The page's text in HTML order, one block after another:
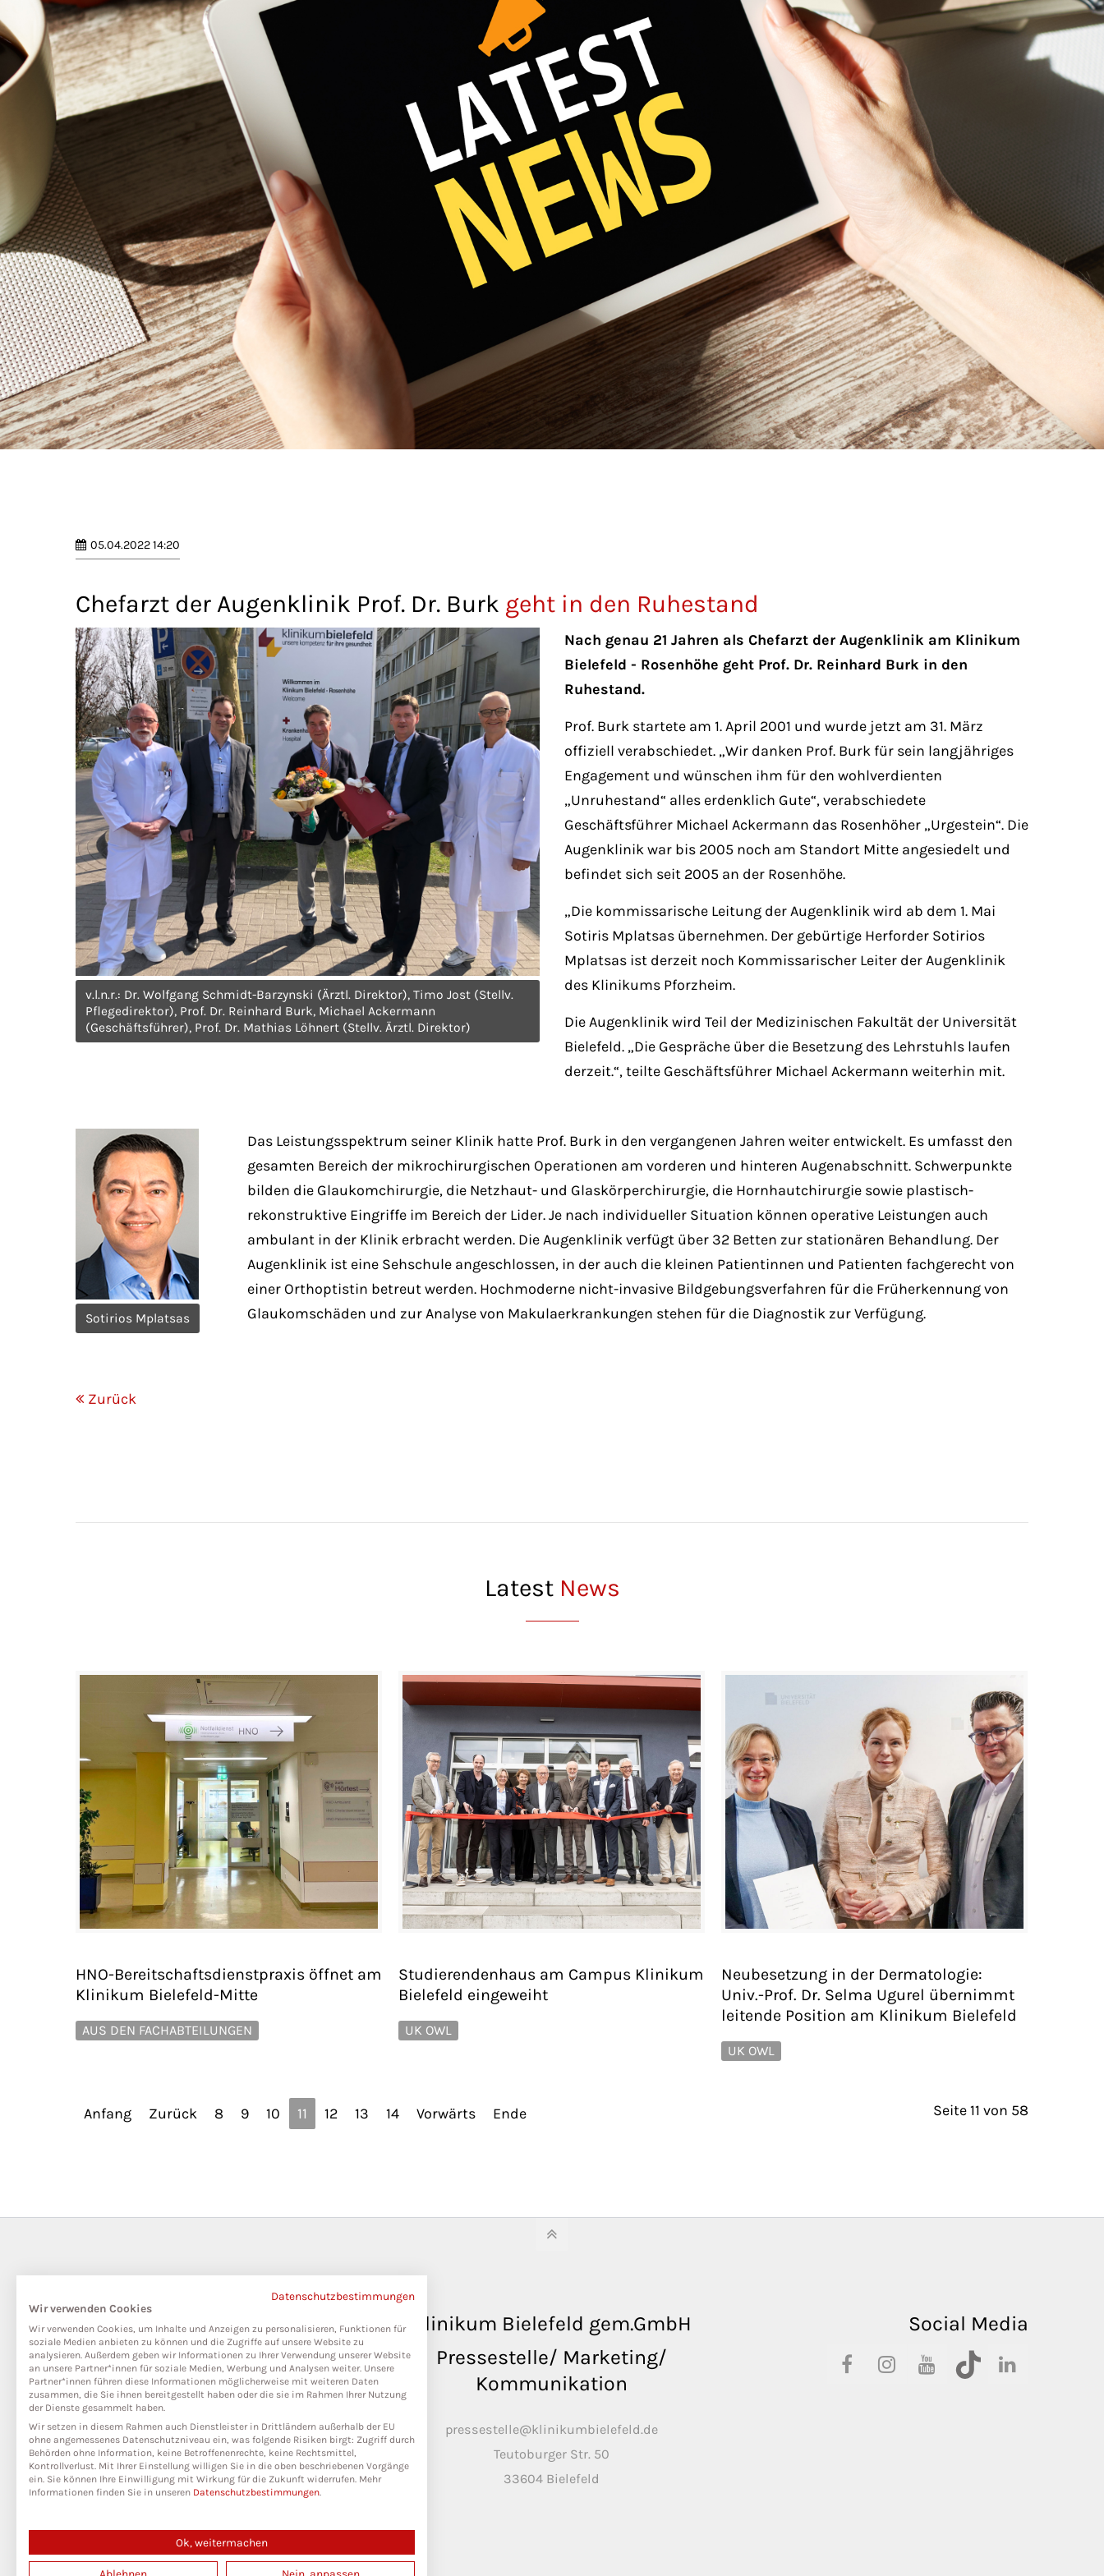
Mon - Fri 8:00am - 5:00pm
05.04.2022 14:20
Chefarzt der Augenklinik Prof. Dr. Burk geht in den Ruhestand
v.l.n.r.: Dr. Wolfgang Schmidt-Barzynski (Ärztl. Direktor), Timo Jost (Stellv.
Pflegedirektor), Prof. Dr. Reinhard Burk, Michael Ackermann
(Geschäftsführer), Prof. Dr. Mathias Löhnert (Stellv. Ärztl. Direktor)
Nach genau 21 Jahren als Chefarzt der Augenklinik am Klinikum
Bielefeld - Rosenhöhe geht Prof. Dr. Reinhard Burk in den
Ruhestand.
Prof. Burk startete am 1. April 2001 und wurde jetzt am 31. März
offiziell verabschiedet. „Wir danken Prof. Burk für sein langjähriges
Engagement und wünschen ihm für den wohlverdienten
„Unruhestand“ alles erdenklich Gute“, verabschiedete
Geschäftsführer Michael Ackermann das Rosenhöher „Urgestein“. Die
Augenklinik war bis 2005 noch am Standort Mitte angesiedelt und
befindet sich seit 2005 an der Rosenhöhe.
„Die kommissarische Leitung der Augenklinik wird ab dem 1. Mai
Sotiris Mplatsas übernehmen. Der gebürtige Herforder Sotirios
Mplatsas ist derzeit noch Kommissarischer Leiter der Augenklinik
des Klinikums Pforzheim.
Die Augenklinik wird Teil der Medizinischen Fakultät der Universität
Bielefeld. „Die Gespräche über die Besetzung des Lehrstuhls laufen
derzeit.“, teilte Geschäftsführer Michael Ackermann weiterhin mit.
Sotirios Mplatsas
Das Leistungsspektrum seiner Klinik hatte Prof. Burk in den vergangenen Jahren weiter entwickelt. Es umfasst den
gesamten Bereich der mikrochirurgischen Operationen am vorderen und hinteren Augenabschnitt. Schwerpunkte
bilden die Glaukomchirurgie, die Netzhaut- und Glaskörperchirurgie, die Hornhautchirurgie sowie plastisch-
rekonstruktive Eingriffe im Bereich der Lider. Je nach individueller Situation können operative Leistungen auch
ambulant in der Klinik erbracht werden. Die Augenklinik verfügt über 32 Betten zur stationären Behandlung. Der
Augenklinik ist eine Sehschule angeschlossen, in der auch die kleinen Patientinnen und Patienten fachgerecht von
einer Orthoptistin betreut werden. Hochmoderne nicht-invasive Bildgebungsverfahren für die Früherkennung von
Glaukomschäden und zur Analyse von Makulaerkrankungen stehen für die Diagnostik zur Verfügung.
Zurück
Latest News
HNO-Bereitschaftsdienstpraxis öffnet am
Klinikum Bielefeld-Mitte
AUS DEN FACHABTEILUNGEN
Studierendenhaus am Campus Klinikum
Bielefeld eingeweiht
UK OWL
Neubesetzung in der Dermatologie:
Univ.-Prof. Dr. Selma Ugurel übernimmt
leitende Position am Klinikum Bielefeld
UK OWL
Seite 11 von 58
Anfang Zurück 8 9 10 11 12 13 14 Vorwärts Ende
Klinikum Bielefeld gem.GmbH
Pressestelle/ Marketing/
Kommunikation
pressestelle@klinikumbielefeld.de
Teutoburger Str. 50
33604 Bielefeld
Social Media
Datenschutzbestimmungen
Wir verwenden Cookies
Wir verwenden Cookies, um Inhalte und Anzeigen zu personalisieren, Funktionen für
soziale Medien anbieten zu können und die Zugriffe auf unsere Website zu
analysieren. Außerdem geben wir Informationen zu Ihrer Verwendung unserer Website
an unsere Partner*innen für soziale Medien, Werbung und Analysen weiter. Unsere
Partner*innen führen diese Informationen möglicherweise mit weiteren Daten
zusammen, die Sie ihnen bereitgestellt haben oder die sie im Rahmen Ihrer Nutzung
der Dienste gesammelt haben.
Wir setzen in diesem Rahmen auch Dienstleister in Drittländern außerhalb der EU
ohne angemessenes Datenschutzniveau ein, was folgende Risiken birgt: Zugriff durch
Behörden ohne Information, keine Betroffenenrechte, keine Rechtsmittel,
Kontrollverlust. Mit Ihrer Einstellung willigen Sie in die oben beschriebenen Vorgänge
ein. Sie können Ihre Einwilligung mit Wirkung für die Zukunft widerrufen. Mehr
Informationen finden Sie in unseren Datenschutzbestimmungen.
Ok, weitermachen